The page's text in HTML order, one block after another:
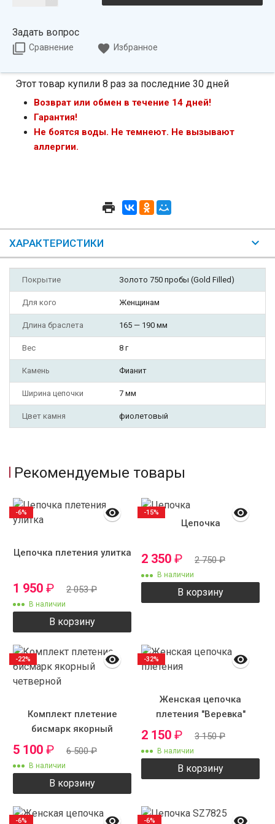
Задать вопрос
Сравнение Избранное
Этот товар купили 8 раз за последние 30 дней
Возврат или обмен в течение 14 дней!
Гарантия!
Не боятся воды. Не темнеют. Не вызывают
аллергии.
ХАРАКТЕРИСТИКИ
Покрытие Золото 750 пробы (Gold Filled)
Для кого Женщинам
Длина браслета 165 — 190 мм
Вес 8 г
Камень Фианит
Ширина цепочки 7 мм
Цвет камня фиолетовый
Рекомендуемые товары
Цепочка плетения улитка
1 950 ₽ 2 053₽
В наличии
В корзину
-6%
Цепочка
2 350 ₽ 2 750₽
В наличии
В корзину
-15%
Комплект плетение
бисмарк якорный
четверной
5 100 ₽ 6 500₽
В наличии
В корзину
-22%
Женская цепочка
плетения "Веревка"
2 150 ₽ 3 150₽
В наличии
В корзину
-32%
-6% -6%